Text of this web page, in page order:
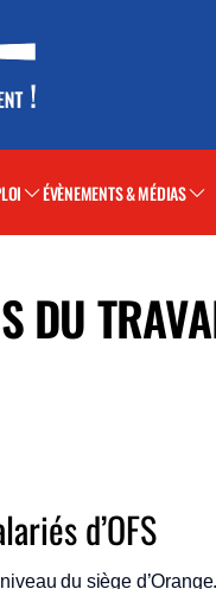
ÉVÈNEMENTS & MÉDIAS
DU
d’OFS
du siège